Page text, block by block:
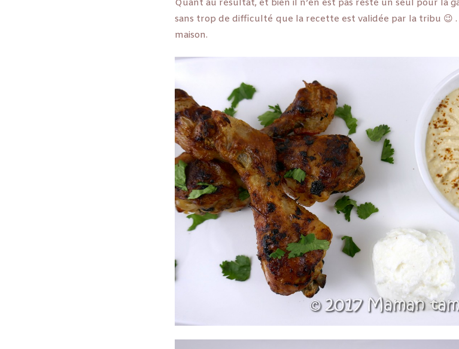
Quant au résultat, et bien il n’en est pas resté un seul pour la
sans trop de difficulté que la recette est validée par la tribu 😉 .
maison.